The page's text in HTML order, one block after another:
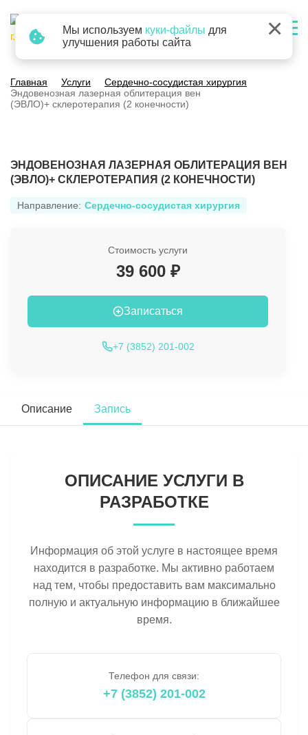
г. Барнаул
Главная Услуги
Сердечно-сосудистая хирургия
Эндовенозная лазерная облитерация вен
(ЭВЛО)+ склеротерапия (2 конечности)
ЭНДОВЕНОЗНАЯ ЛАЗЕРНАЯ ОБЛИТЕРАЦИЯ ВЕН
(ЭВЛО)+ СКЛЕРОТЕРАПИЯ (2 КОНЕЧНОСТИ)
Направление: Сердечно-сосудистая хирургия
Стоимость услуги
39 600 ₽
Записаться
+7 (3852) 201-002
Описание Запись
ОПИСАНИЕ УСЛУГИ В
РАЗРАБОТКЕ
Информация об этой услуге в настоящее время
находится в разработке. Мы активно работаем
над тем, чтобы предоставить вам максимально
полную и актуальную информацию в ближайшее
время.
Телефон для связи:
+7 (3852) 201-002
Мы используем куки-файлы для
улучшения работы сайта
×